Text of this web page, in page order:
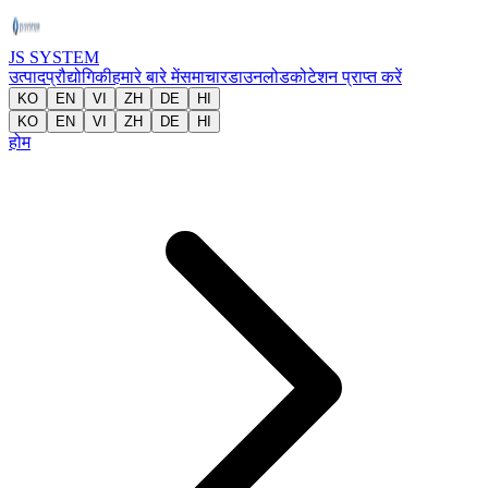
JS SYSTEM
उत्पादप्रौद्योगिकीहमारे बारे मेंसमाचारडाउनलोडकोटेशन प्राप्त करें
KO EN VI ZH DE
HI
KO
EN VI ZH DE HI
होम